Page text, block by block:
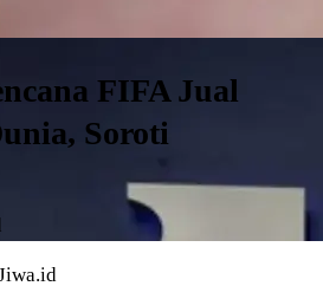
FIFA Jual
Soroti